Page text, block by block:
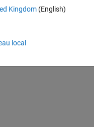
Kingdom(English)
local